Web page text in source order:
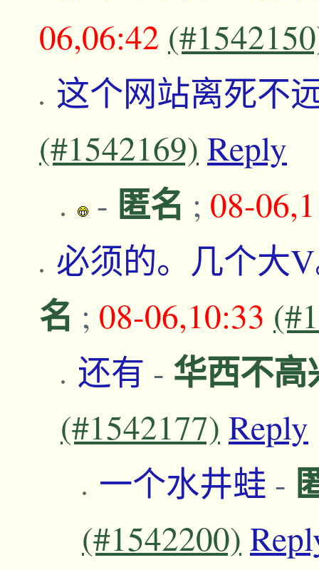
06,06:42
这个网站离死不
(#1542169) Reply
- 匿名 ; 08-
必须的。几个大
名 ; 08-06,10:33
还有 - 华西不高
(#1542177) Reply
一个水井蛙 -
(#1542200)